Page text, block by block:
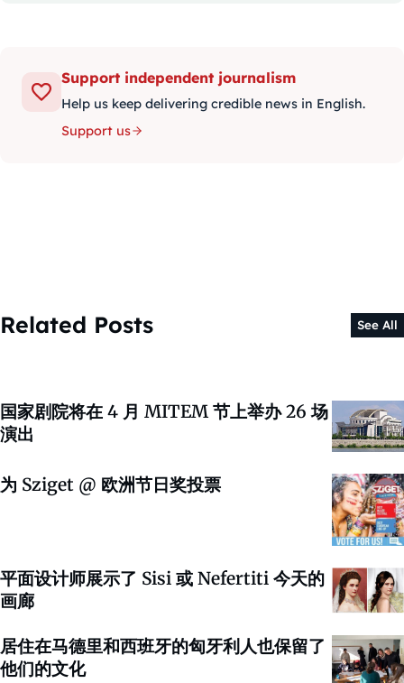
Support independent journalism
Help us keep delivering credible news in English.
Support us
Related Posts See All
国家剧院将在 4 月 MITEM 节上举办 26 场
演出
为 Sziget @ 欧洲节日奖投票
平面设计师展示了 Sisi 或 Nefertiti 今天的
画廊
居住在马德里和西班牙的匈牙利人也保留了
他们的文化